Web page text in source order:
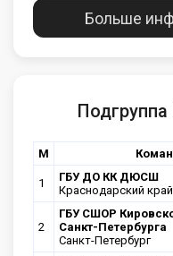
Больше
М
1
ГБУ ДО КК ДЮСШ
Краснодарский край
2
ГБУ СШОР
Санкт-Петербурга
Санкт-Петербург